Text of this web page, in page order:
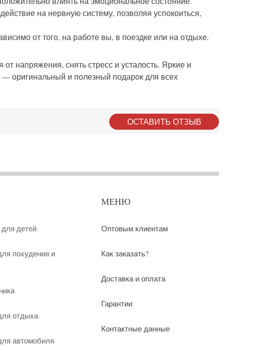
на нервную систему, позволяя успокоиться,
от того, на работе вы, в поездке или на отдыхе.
напряжения, снять стресс и усталость. Яркие и
оригинальный и полезный подарок для всех
ОСТАВИТЬ ОТЗЫВ
детей
похудения и
отдыха
автомобиля
МЕНЮ
Оптовым клиентам
Как заказать?
Доставка и оплата
Гарантии
Контактные данные